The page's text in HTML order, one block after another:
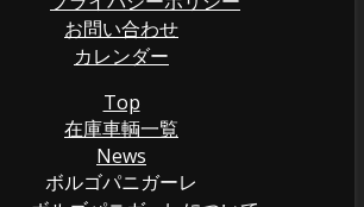
お問い合わせ
カレンダー
Top
在庫車輌一覧
News
ボルゴパニガーレ